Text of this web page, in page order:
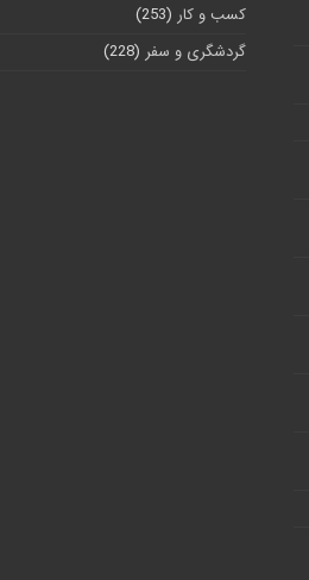
کسب و کار (253)
گردشگری و سفر (228)